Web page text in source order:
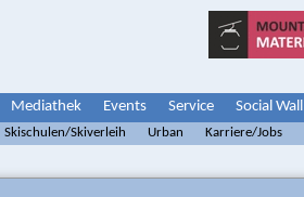
Mediathek Events Service Social Wall
Skischulen/Skiverleih Urban Karriere/Jobs